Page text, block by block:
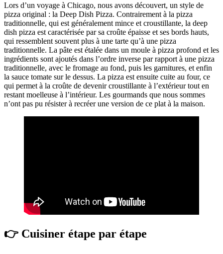
Lors d’un voyage à Chicago, nous avons découvert, un style de
pizza original : la Deep Dish Pizza. Contrairement à la pizza
traditionnelle, qui est généralement mince et croustillante, la deep
dish pizza est caractérisée par sa croûte épaisse et ses bords hauts,
qui ressemblent souvent plus à une tarte qu’à une pizza
traditionnelle. La pâte est étalée dans un moule à pizza profond et les
ingrédients sont ajoutés dans l’ordre inverse par rapport à une pizza
traditionnelle, avec le fromage au fond, puis les garnitures, et enfin
la sauce tomate sur le dessus. La pizza est ensuite cuite au four, ce
qui permet à la croûte de devenir croustillante à l’extérieur tout en
restant moelleuse à l’intérieur. Les gourmands que nous sommes
n’ont pas pu résister à recréer une version de ce plat à la maison.
👉 Cuisiner étape par étape